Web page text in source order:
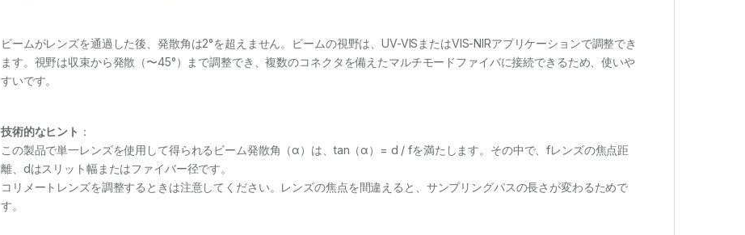
ビームがレンズを通過した後、発散角は2°を超えません。ビームの視野は、UV-VISまたはVIS-NIRアプリケーションで調整でき
ます。視野は収束から発散（〜45°）まで調整でき、複数のコネクタを備えたマルチモードファイバに接続できるため、使いや
すいです。
技術的なヒント ：
この製品で単一レンズを使用して得られるビーム発散角（α）は、tan（α）= d / fを満たします。その中で、fレンズの焦点距
離、dはスリット幅またはファイバー径です。
コリメートレンズを調整するときは注意してください。レンズの焦点を間違えると、サンプリングパスの長さが変わるためで
す。